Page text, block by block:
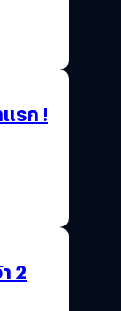
รก !
2